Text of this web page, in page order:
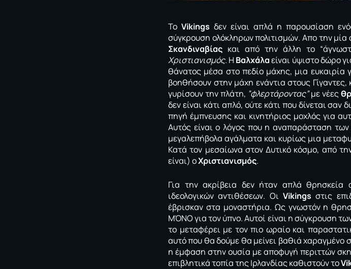
Το Vikings δεν είναι απλά η παρουσίαση
σύγκρουση ολόκληρων πολιτισμών. Απο την μία
Σκανδιναβίας και από την άλλη το
Χριστιανισμός. Η Βαλχάλαείναι ύψιστο δώρο
θάνατος μέσα στο πεδίο μάχης, μια ευκαιρία
βοηθήσουν στην μάχη ενάντια στους
γυρίσουν την πλάτη, ”φλερτάροντας”με νέες
δεν είναι κάτι απλό, ούτε κάτι που δίνεται
πηγή έμπνευσης και κινητήριος μοχλός για
Αυτός είναι ο λόγος που η αναπαράσταση
μεγαλεπήβολα αγάλματα και κυρίως μια
Κατά τον μεσαίωνα στον Δυτικό κόσμο, από
είναι) οΧριστιανισμός.
Για την ακρίβεια δεν ήταν απλά
ιδεολογικών αντιθέσεων. Οι Vikings στις
έβρισκαν στα μοναστήρια. Ως γνωστόν η
ΜΌΝΟ για τον ύπνο. Αυτοί είναι η σύγκρουση
το μεταφέρει με τον πιο ωραίο και
αυτό που θα δούμε θα μείνει βαθιά
η έμφαση στην ουσία με αποφυγή περιττών
επιβλητικά τοπία της Ιρλανδίας καθιστούν το